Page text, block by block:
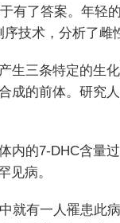
有了答案。年轻
技术，分析了雌
生三条特定的生
成的前体。研究
内的7-DHC含量
见病。
就有一人罹患此